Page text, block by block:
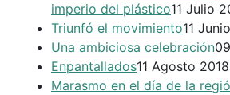
imperio del plástico11 Julio
Triunfó el movimiento11
Una ambiciosa celebración
Enpantallados11 Agosto 2018
Marasmo en el día de la